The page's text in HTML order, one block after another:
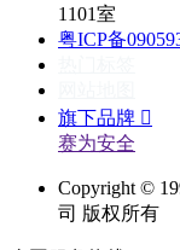
1101室
粤ICP备
旗下品牌 
赛为安全
Copyright ©
司 版权所有